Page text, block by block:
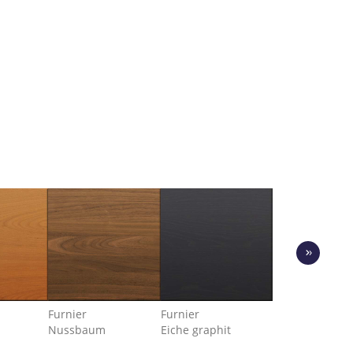
Furnier
Nussbaum
Furnier
Eiche graphit
›